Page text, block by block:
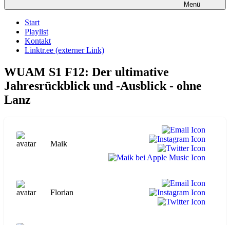
Menü
Start
Playlist
Kontakt
Linktr.ee (externer Link)
WUAM S1 F12: Der ultimative
Jahresrückblick und -Ausblick - ohne
Lanz
Maik
Florian